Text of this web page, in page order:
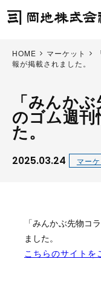
HOME マーケット
報が掲載されました。
「みんか
のゴム週
た。
2025.03.24 マーケ
「みんかぶ先物コ
ました。
こちらのサイトを